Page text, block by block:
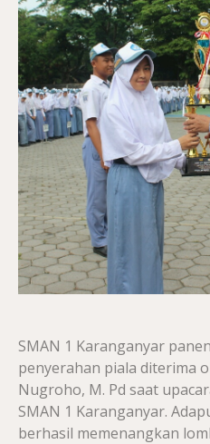
SMAN 1 Karanganyar
penyerahan piala diterima
Nugroho, M. Pd saat
SMAN 1 Karanganyar.
berhasil memenangkan